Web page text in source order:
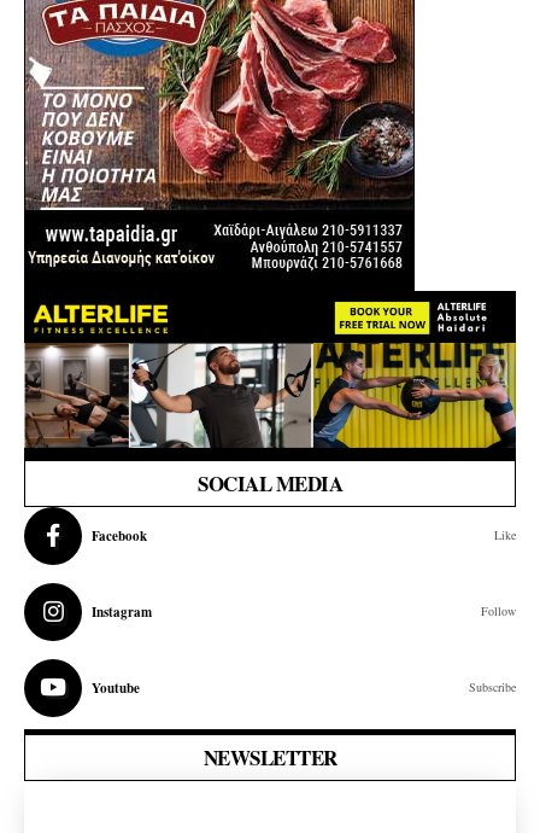
SOCIAL MEDIA
Facebook Like
Instagram Follow
Youtube Subscribe
NEWSLETTER